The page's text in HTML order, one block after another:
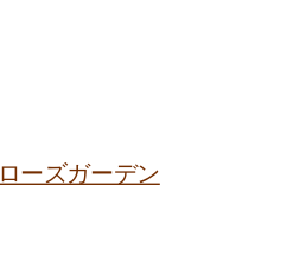
ローズガーデン